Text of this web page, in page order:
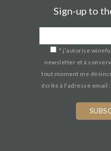
Sign-up to
* j’autorise
newsletter et à
tout moment me
écrite à l'adresse email